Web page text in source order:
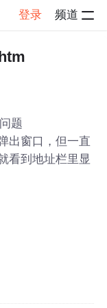
登录 频道
题
出窗口，但一直
看到地址栏里显